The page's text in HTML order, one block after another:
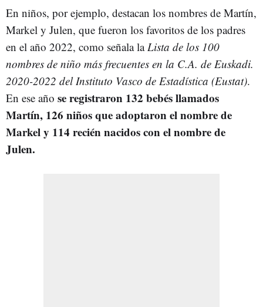
En niños, por ejemplo, destacan los nombres de Martín,
Markel y Julen, que fueron los favoritos de los padres
en el año 2022, como señala laLista de los 100
nombres de niño más frecuentes en la C.A. de Euskadi.
2020-2022 del Instituto Vasco de Estadística (Eustat).
En ese año se registraron 132 bebés llamados
Martín, 126 niños que adoptaron el nombre de
Markel y 114 recién nacidos con el nombre de
Julen.